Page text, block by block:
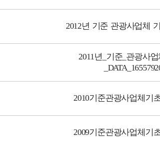
2012년 기준 관광사업체
2011년_기준_관광사
2010기준관광사업체기
2009기준관광사업체기